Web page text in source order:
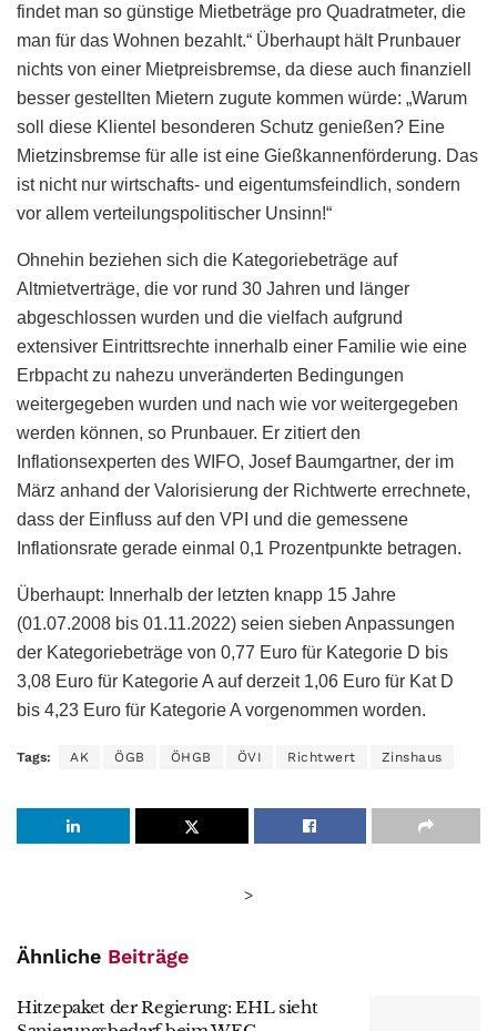
findet man so günstige Mietbeträge pro Quadratmeter, die
man für das Wohnen bezahlt.“ Überhaupt hält Prunbauer
nichts von einer Mietpreisbremse, da diese auch finanziell
besser gestellten Mietern zugute kommen würde: „Warum
soll diese Klientel besonderen Schutz genießen? Eine
Mietzinsbremse für alle ist eine Gießkannenförderung. Das
ist nicht nur wirtschafts- und eigentumsfeindlich, sondern
vor allem verteilungspolitischer Unsinn!“
Ohnehin beziehen sich die Kategoriebeträge auf
Altmietverträge, die vor rund 30 Jahren und länger
abgeschlossen wurden und die vielfach aufgrund
extensiver Eintrittsrechte innerhalb einer Familie wie eine
Erbpacht zu nahezu unveränderten Bedingungen
weitergegeben wurden und nach wie vor weitergegeben
werden können, so Prunbauer. Er zitiert den
Inflationsexperten des WIFO, Josef Baumgartner, der im
März anhand der Valorisierung der Richtwerte errechnete,
dass der Einfluss auf den VPI und die gemessene
Inflationsrate gerade einmal 0,1 Prozentpunkte betragen.
Überhaupt: Innerhalb der letzten knapp 15 Jahre
(01.07.2008 bis 01.11.2022) seien sieben Anpassungen
der Kategoriebeträge von 0,77 Euro für Kategorie D bis
3,08 Euro für Kategorie A auf derzeit 1,06 Euro für Kat D
bis 4,23 Euro für Kategorie A vorgenommen worden.
Tags: AK ÖGB ÖHGB ÖVI Richtwert Zinshaus
>
Ähnliche Beiträge
Hitzepaket der Regierung: EHL sieht